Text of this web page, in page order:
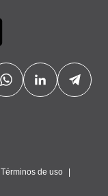
Términos de uso